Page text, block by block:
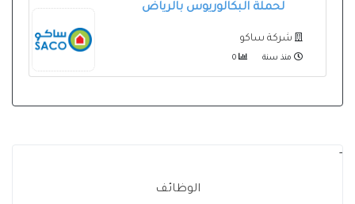
لحملة البكالوريوس بالرياض
شركة ساكو
منذ سنة
-
الوظائف